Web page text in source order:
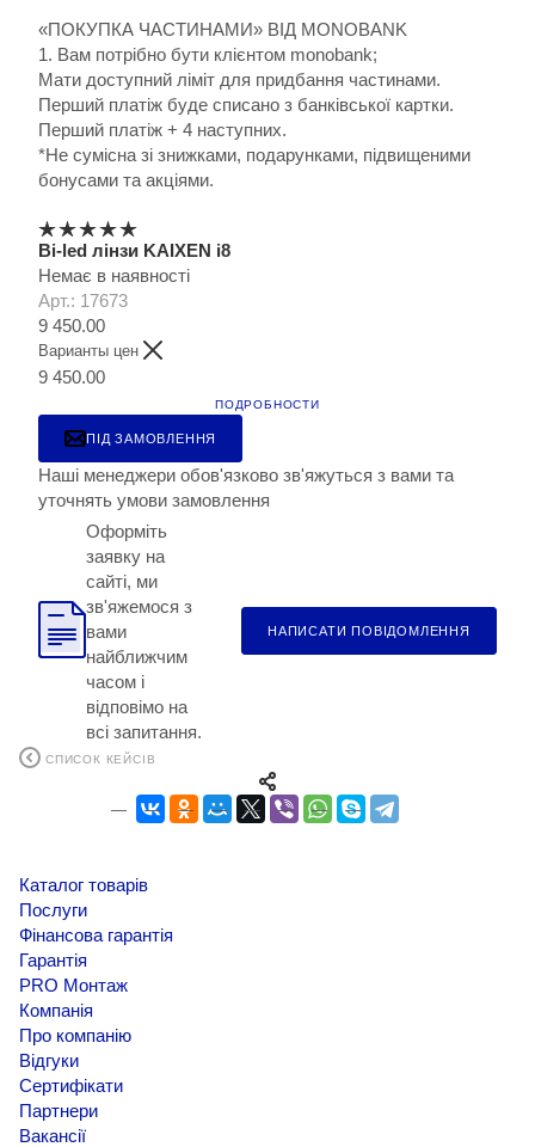
«ПОКУПКА ЧАСТИНАМИ» ВІД MONOBANK
1. Вам потрібно бути клієнтом monobank;
Мати доступний ліміт для придбання частинами.
Перший платіж буде списано з банківської картки.
Перший платіж + 4 наступних.
*Не сумісна зі знижками, подарунками, підвищеними
бонусами та акціями.
Bi-led лінзи KAIXEN i8
Немає в наявності
Арт.: 17673
9 450.00
Варианты цен
9 450.00
ПОДРОБНОСТИ
ПІД ЗАМОВЛЕННЯ
Наші менеджери обов'язково зв'яжуться з вами та
уточнять умови замовлення
Оформіть
заявку на
сайті, ми
зв'яжемося з
вами
найближчим
часом і
відповімо на
всі запитання.
НАПИСАТИ ПОВІДОМЛЕННЯ
СПИСОК КЕЙСІВ
Каталог товарів
Послуги
Фінансова гарантія
Гарантія
PRO Монтаж
Компанія
Про компанію
Відгуки
Сертифікати
Партнери
Вакансії